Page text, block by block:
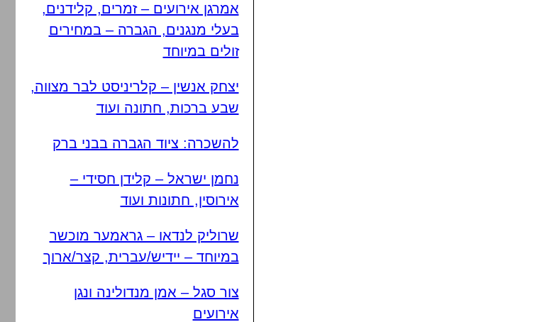
אמרגן אירועים – זמרים, קלידנים,
בעלי מנגנים, הגברה – במחירים
זולים במיוחד
יצחק אנשין – קלריניסט לבר מצווה,
שבע ברכות, חתונה ועוד
להשכרה: ציוד הגברה בבני ברק
נחמן ישראל – קלידן חסידי –
אירוסין, חתונות ועוד
שרוליק לנדאו – גראמער מוכשר
במיוחד – יידיש/עברית, קצר/ארוך
צור סגל – אמן מנדולינה ונגן
אירועים